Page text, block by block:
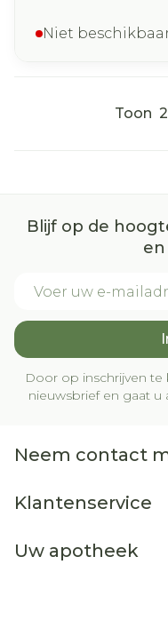
Niet
Toon
Blijf op de
Door op inschrijven te
nieuwsbrief en gaat
Neem contact
Klantenservice
Uw apotheek